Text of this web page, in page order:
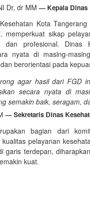
Dr, dr MM — Kepala Dinas
Kota
memperkuat sikap
dan profesional.
nyata di masing-
berorientasi pada
agar hasil dari FGD
secara nyata di
semakin baik, seragam,
— Sekretaris Dinas
bagian dari
pelayanan
garis terdepan,
kuat.